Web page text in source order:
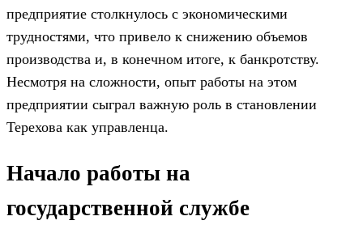
предприятие столкнулось с экономическими
трудностями, что привело к снижению объемов
производства и, в конечном итоге, к банкротству.
Несмотря на сложности, опыт работы на этом
предприятии сыграл важную роль в становлении
Терехова как управленца.
Начало работы на
государственной службе